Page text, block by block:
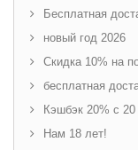
Бесплатная
новый год 2026
Скидка 10% на
бесплатная
Кэшбэк 20% с
Нам 18 лет!